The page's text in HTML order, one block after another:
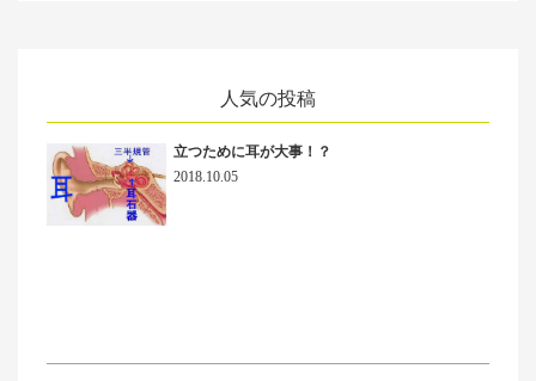
人気の投稿
立つために耳が大事！？
2018.10.05